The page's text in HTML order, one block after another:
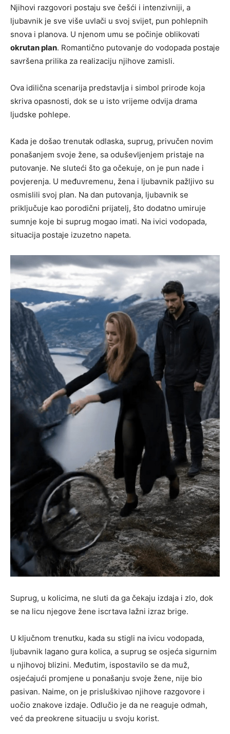
Njihovi razgovori postaju sve češći i intenzivniji, a
ljubavnik je sve više uvlači u svoj svijet, pun pohlepnih
snova i planova. U njenom umu se počinje oblikovati
okrutan plan. Romantično putovanje do vodopada postaje
savršena prilika za realizaciju njihove zamisli.
Ova idilična scenarija predstavlja i simbol prirode koja
skriva opasnosti, dok se u isto vrijeme odvija drama
ljudske pohlepe.
Kada je došao trenutak odlaska, suprug, privučen novim
ponašanjem svoje žene, sa oduševljenjem pristaje na
putovanje. Ne sluteći što ga očekuje, on je pun nade i
povjerenja. U međuvremenu, žena i ljubavnik pažljivo su
osmislili svoj plan. Na dan putovanja, ljubavnik se
priključuje kao porodični prijatelj, što dodatno umiruje
sumnje koje bi suprug mogao imati. Na ivici vodopada,
situacija postaje izuzetno napeta.
Suprug, u kolicima, ne sluti da ga čekaju izdaja i zlo, dok
se na licu njegove žene iscrtava lažni izraz brige.
U ključnom trenutku, kada su stigli na ivicu vodopada,
ljubavnik lagano gura kolica, a suprug se osjeća sigurnim
u njihovoj blizini. Međutim, ispostavilo se da muž,
osjećajući promjene u ponašanju svoje žene, nije bio
pasivan. Naime, on je prisluškivao njihove razgovore i
uočio znakove izdaje. Odlučio je da ne reaguje odmah,
već da preokrene situaciju u svoju korist.